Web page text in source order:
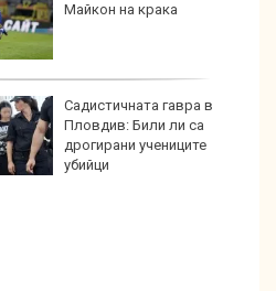
Майкон на крака
Садистичната гавра в
Пловдив: Били ли са
дрогирани учениците
убийци